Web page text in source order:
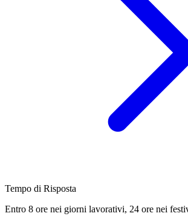
Tempo di Risposta
Entro 8 ore nei giorni lavorativi, 24 ore nei